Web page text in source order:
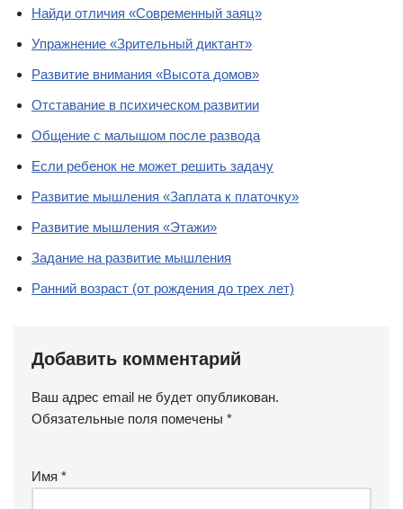
Найди отличия «Современный заяц»
Упражнение «Зрительный диктант»
Развитие внимания «Высота домов»
Отставание в психическом развитии
Общение с малышом после развода
Если ребенок не может решить задачу
Развитие мышления «Заплата к платочку»
Развитие мышления «Этажи»
Задание на развитие мышления
Ранний возраст (от рождения до трех лет)
Добавить комментарий
Ваш адрес email не будет опубликован.
Обязательные поля помечены *
Имя *